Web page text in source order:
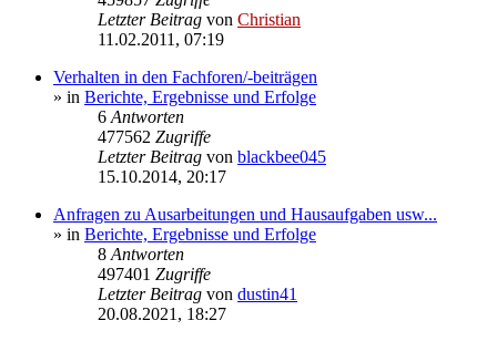
Letzter Beitrag von Christian
11.02.2011, 07:19
Verhalten in den Fachforen/-beiträgen
» in Berichte, Ergebnisse und Erfolge
6 Antworten
477562 Zugriffe
Letzter Beitrag von blackbee045
15.10.2014, 20:17
Anfragen zu Ausarbeitungen und Hausaufgaben usw...
» in Berichte, Ergebnisse und Erfolge
8 Antworten
497401 Zugriffe
Letzter Beitrag von dustin41
20.08.2021, 18:27